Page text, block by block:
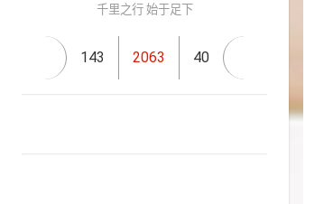
千里之行 始于足下
143 2063 40